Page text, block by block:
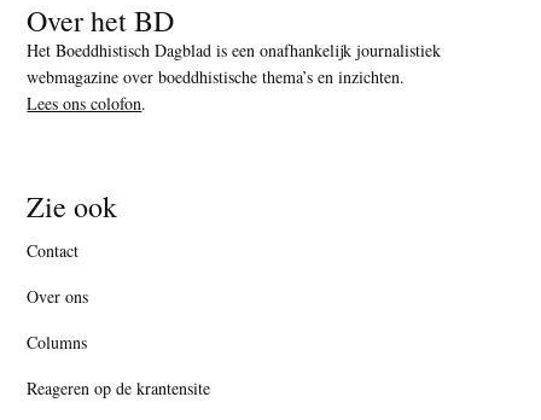
Over het BD
Het Boeddhistisch Dagblad is een onafhankelijk journalistiek
webmagazine over boeddhistische thema’s en inzichten.
Lees ons colofon.
Zie ook
Contact
Over ons
Columns
Reageren op de krantensite